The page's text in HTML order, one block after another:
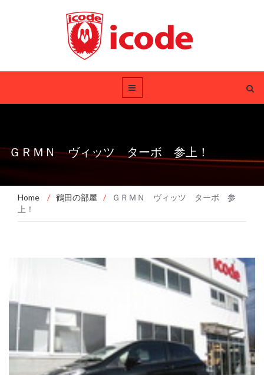
ＧＲＭＮ ヴィッツ ターボ 参上！
Home / 鶴田の部屋 /
ＧＲＭＮ ヴィッツ ターボ 参
上！